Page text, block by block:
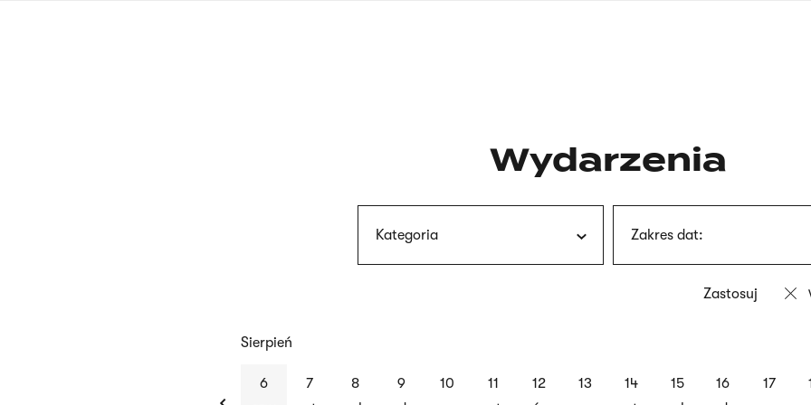
Wydarzenia
Kategoria Zakres dat:
previous
Sierpień
6
7
8
9
10
11
12
13
14
15
16
17